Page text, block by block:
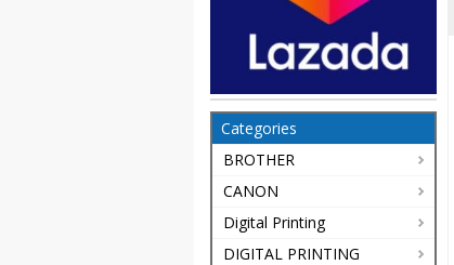
Categories
BROTHER
CANON
Digital Printing
DIGITAL PRINTING